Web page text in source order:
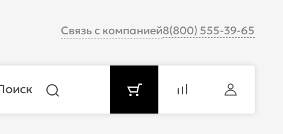
Связь с компанией8(800) 555-39-65